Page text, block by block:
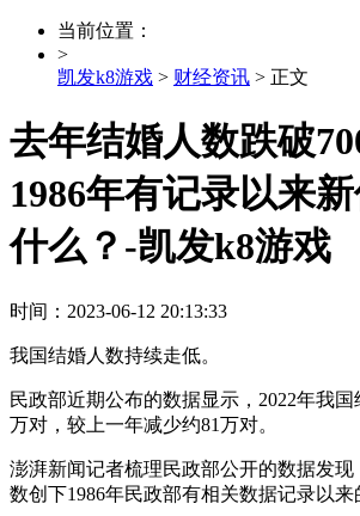
当前位置：
>
凯发k8游戏 > 财经资讯 > 正文
去年结婚人数跌破
1986年有记录以来
什么？-凯发k8游戏
时间：2023-06-12 20:13:33
我国结婚人数持续走低。
民政部近期公布的数据显示，2022年我国
万对，较上一年减少约81万对。
澎湃新闻记者梳理民政部公开的数据发
数创下1986年民政部有相关数据记录以来